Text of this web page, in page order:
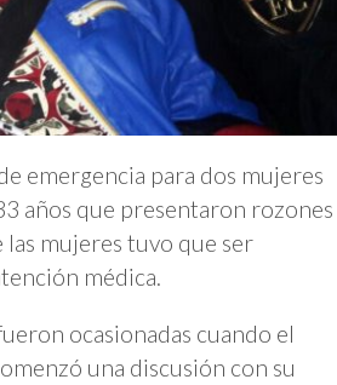
emergencia para dos mujeres
años que presentaron rozones
mujeres tuvo que ser
médica.
ocasionadas cuando el
una discusión con su